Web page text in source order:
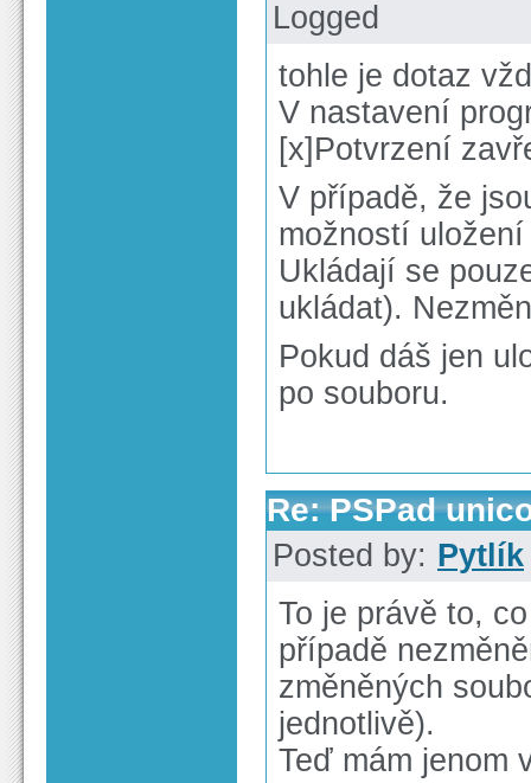
Logged
tohle je dotaz
V nastavení
[x]Potvrzení
V případě, že
možností
Ukládají se
ukládat).
Pokud dáš jen
po souboru.
Re: PSPad
Posted by: Pytlík
To je právě to,
případě
změněných
jednotlivě).
Teď mám jenom